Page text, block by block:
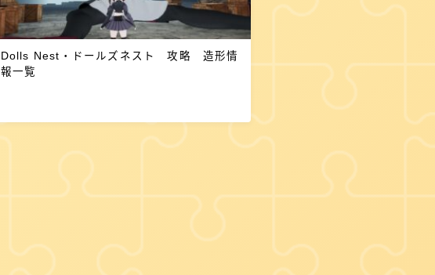
Dolls Nest・ドールズネスト 攻略 造形情
報一覧